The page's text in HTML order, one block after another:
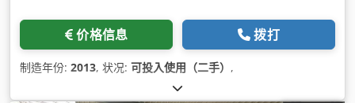
价格信息 拨打
制造年份: 2013, 状况: 可投入使用（二手） ,